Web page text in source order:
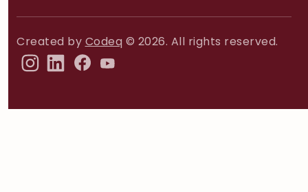
Created by Codeq © 2026. All rights reserved.